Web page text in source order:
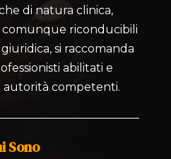
di natura clinica,
comunque riconducibili
si raccomanda
abilitati e
autorità competenti.
Sono